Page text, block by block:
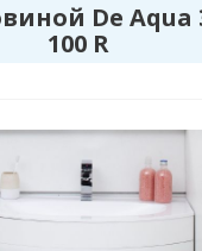
De Aqua
100 R